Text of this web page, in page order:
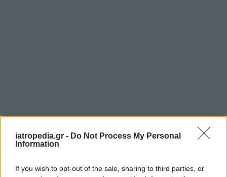
iatropedia.gr - Do Not Process My Personal
Information
If you wish to opt-out of the sale, sharing to third parties, or